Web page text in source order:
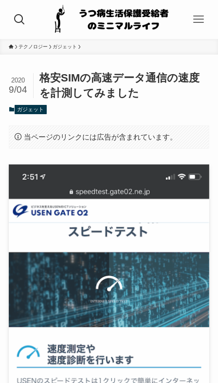
テクノロジー ガジェット
格安SIMの高速データ通信の速度
を計測してみました
2020
9/04
ガジェット
当ページのリンクには広告が含まれています。